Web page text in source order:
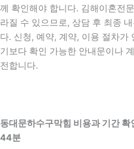
께 확인해야 합니다. 김해이혼전
라질 수 있으므로, 상담 후 최종
다. 신청, 예약, 계약, 이용 절차가
기보다 확인 가능한 안내문이나
전합니다.
동대문하수구막힘 비용과 기간
44분